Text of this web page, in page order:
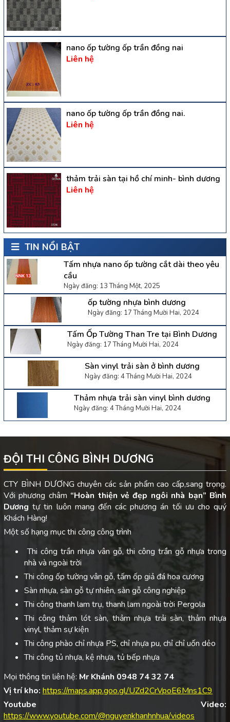
nano ốp tường ốp trần đồng nai
Liên hệ
nano ốp tường ốp trần đồng nai.
Liên hệ
thảm trải sàn tại hồ chí minh- bình dương
Liên hệ
TIN NỔI BẬT
Tấm nhựa nano ốp tường cắt dài theo yêu
cầu
Ngày đăng: 13 Tháng Một, 2025
ốp tường nhựa bình dương
Ngày đăng: 17 Tháng Mười Hai, 2024
Tấm Ốp Tường Than Tre tại Bình Dương
Ngày đăng: 17 Tháng Mười Hai, 2024
Sàn vinyl trải sàn ở bình dương
Ngày đăng: 4 Tháng Mười Hai, 2024
Thảm nhựa trải sàn vinyl bình dương
Ngày đăng: 4 Tháng Mười Hai, 2024
ĐỘI THI CÔNG BÌNH DƯƠNG
CTY BÌNH DƯƠNG chuyên các sản phẩm cao cấp,sang trọng.
Với phương châm “Hoàn thiện vẻ đẹp ngôi nhà bạn” Bình
Dươngtự tin luôn mang đến các phương án tối ưu cho quý
Khách Hàng!
Một số hạng mục thi công công trình
Thi công trần nhựa vân gỗ, thi công trần gỗ nhựa trong
nhà và ngoài trời
Thi công ốp tường vân gỗ, tấm ốp giả đá hoa cương
Sàn nhựa, sàn gỗ tự nhiên, sàn gỗ công nghiệp
Thi công thanh lam trụ, thanh lam ngoài trời Pergola
Thi công thảm lót sàn, thảm nhựa trải sàn, thảm nhựa
vinyl, thảm sự kiện
Thi công phào chỉ nhựa PS, chỉ nhựa pu, chỉ chỉ uốn dẻo
Thi công tủ nhựa, kệ nhựa, tủ bếp nhựa
Mọi thông tin liên hệ: Mr Khánh 0948 74 32 74
Vị trí kho: https://maps.app.goo.gl/UZd2CrVpoE6Mns1C9
Youtube Video:
https://www.youtube.com/@nguyenkhanhnhua/videos